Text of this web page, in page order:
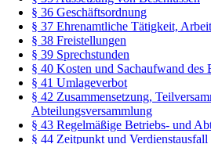
§ 36 Geschäftsordnung
§ 37 Ehrenamtliche Tätigkeit,
§ 38 Freistellungen
§ 39 Sprechstunden
§ 40 Kosten und Sachaufwand des
§ 41 Umlageverbot
§ 42 Zusammensetzung,
Abteilungsversammlung
§ 43 Regelmäßige Betriebs- und
§ 44 Zeitpunkt und Verdienstausfall